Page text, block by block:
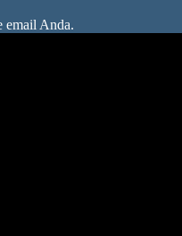
email Anda.